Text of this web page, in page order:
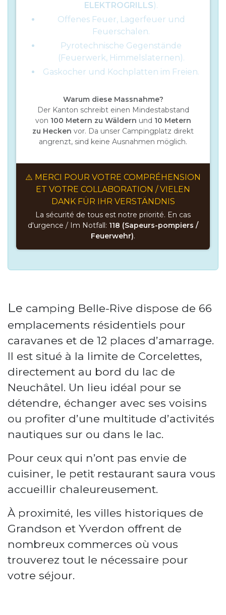
ELEKTROGRILLS).
Offenes Feuer, Lagerfeuer und
Feuerschalen.
Pyrotechnische Gegenstände
(Feuerwerk, Himmelslaternen).
Gaskocher und Kochplatten im Freien.
Warum diese Massnahme?
Der Kanton schreibt einen Mindestabstand
von 100 Metern zu Wäldern und 10 Metern
zu Hecken vor. Da unser Campingplatz direkt
angrenzt, sind keine Ausnahmen möglich.
⚠️ MERCI POUR VOTRE COMPRÉHENSION
ET VOTRE COLLABORATION / VIELEN
DANK FÜR IHR VERSTÄNDNIS
La sécurité de tous est notre priorité. En cas
d'urgence / Im Notfall: 118 (Sapeurs-pompiers /
Feuerwehr).
Le camping Belle-Rive dispose de 66
emplacements résidentiels pour
caravanes et de 12 places d’amarrage.
Il est situé à la limite de Corcelettes,
directement au bord du lac de
Neuchâtel. Un lieu idéal pour se
détendre, échanger avec ses voisins
ou profiter d’une multitude d’activités
nautiques sur ou dans le lac.
Pour ceux qui n’ont pas envie de
cuisiner, le petit restaurant saura vous
accueillir chaleureusement.
À proximité, les villes historiques de
Grandson et Yverdon offrent de
nombreux commerces où vous
trouverez tout le nécessaire pour
votre séjour.